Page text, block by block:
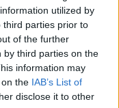
utilized by
third parties prior to
of the further
by third parties on the
information may
the IAB’s List of
disclose it to other
000 30,7
30,5